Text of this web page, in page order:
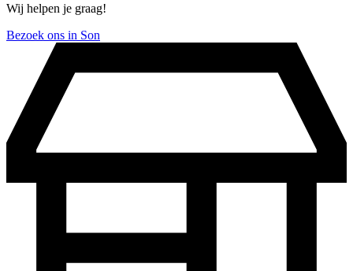
Wij helpen je graag!
Bezoek ons in Son